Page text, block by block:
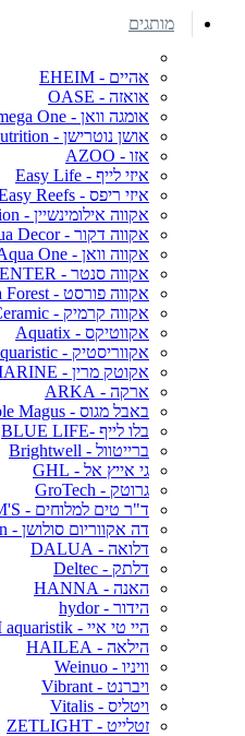
מותגים
אהיים - EHEIM
אואזה - OASE
אומגה וואן - Omega One
אושן נוטרישן - Ocean Nutrition
אזו - AZOO
איזי לייף - Easy Life
איזי ריפס - Easy Reefs
אקווה אילומינשיין - AI Aqua Illumination
אקווה דקור - Aqua Decor
אקווה וואן - Aqua One
אקווה סנטר - AQUA CENTER
אקווה פורסט - Aqua Forest
אקווה קרמיק - Aqua Ceramic
אקווטיקס - Aquatix
אקווריסטיק - Aquaristic
אקוטק מרין - ECOTECH MARINE
ארקה - ARKA
באבל מגוס - Bubble Magus
בלו לייף -BLUE LIFE
ברייטוול - Brightwell
גי אייץ אל - GHL
גרוטק - GroTech
ד"ר טים למלוחים - DR. TIM'S
דה אקווריום סולושן - The Aquarium Solution
דלואה - DALUA
דלתק - Deltec
האנה - HANNA
הידור - hydor
היי טי איי - ATI aquaristik
הילאה - HAILEA
וויניו - Weinuo
ויברנט - Vibrant
ויטליס - Vitalis
זטלייט - ZETLIGHT